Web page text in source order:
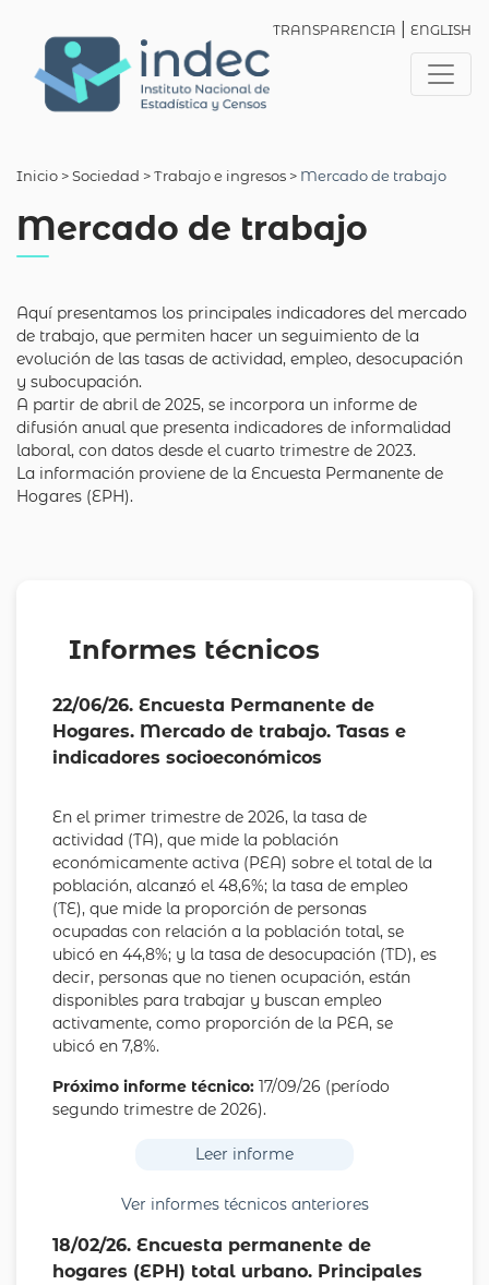
TRANSPARENCIA ENGLISH
Inicio > Sociedad >Trabajo e ingresos > Mercado de trabajo
Mercado de trabajo
Aquí presentamos los principales indicadores del mercado
de trabajo, que permiten hacer un seguimiento de la
evolución de las tasas de actividad, empleo, desocupación
y subocupación.
A partir de abril de 2025, se incorpora un informe de
difusión anual que presenta indicadores de informalidad
laboral, con datos desde el cuarto trimestre de 2023.
La información proviene de la Encuesta Permanente de
Hogares (EPH).
Informes técnicos
22/06/26. Encuesta Permanente de
Hogares. Mercado de trabajo. Tasas e
indicadores socioeconómicos
En el primer trimestre de 2026, la tasa de
actividad (TA), que mide la población
económicamente activa (PEA) sobre el total de la
población, alcanzó el 48,6%; la tasa de empleo
(TE), que mide la proporción de personas
ocupadas con relación a la población total, se
ubicó en 44,8%; y la tasa de desocupación (TD), es
decir, personas que no tienen ocupación, están
disponibles para trabajar y buscan empleo
activamente, como proporción de la PEA, se
ubicó en 7,8%.
Próximo informe técnico: 17/09/26 (período
segundo trimestre de 2026).
Leer informe
Ver informes técnicos anteriores
18/02/26. Encuesta permanente de
hogares (EPH) total urbano. Principales